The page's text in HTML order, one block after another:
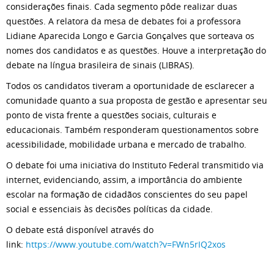
considerações finais. Cada segmento pôde realizar duas
questões. A relatora da mesa de debates foi a professora
Lidiane Aparecida Longo e Garcia Gonçalves que sorteava os
nomes dos candidatos e as questões. Houve a interpretação do
debate na língua brasileira de sinais (LIBRAS).
Todos os candidatos tiveram a oportunidade de esclarecer a
comunidade quanto a sua proposta de gestão e apresentar seu
ponto de vista frente a questões sociais, culturais e
educacionais. Também responderam questionamentos sobre
acessibilidade, mobilidade urbana e mercado de trabalho.
O debate foi uma iniciativa do Instituto Federal transmitido via
internet, evidenciando, assim, a importância do ambiente
escolar na formação de cidadãos conscientes do seu papel
social e essenciais às decisões políticas da cidade.
O debate está disponível através do
link: https://www.youtube.com/watch?v=FWn5rIQ2xos